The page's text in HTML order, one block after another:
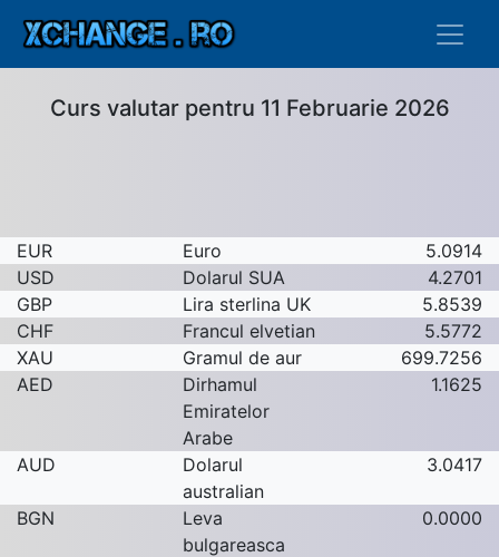
Curs valutar pentru 11 Februarie 2026
EUR Euro
5.0914
USD
Dolarul SUA
4.2701
GBP
Lira sterlina UK
5.8539
CHF
Francul elvetian
5.5772
XAU
Gramul de aur
699.7256
AED
Dirhamul
Emiratelor
Arabe
1.1625
AUD
Dolarul
australian
3.0417
BGN
Leva
bulgareasca
0.0000